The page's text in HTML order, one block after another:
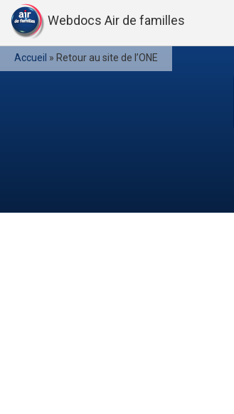
Webdocs Air de familles
Accueil » Retour au site de l’ONE